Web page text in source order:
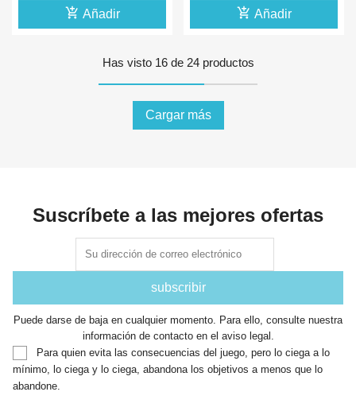
add_shopping_cart Añadir add_shopping_cart Añadir
Has visto 16 de 24 productos
Cargar más
Suscríbete a las mejores ofertas
Puede darse de baja en cualquier momento. Para ello, consulte nuestra
información de contacto en el aviso legal.
Para quien evita las consecuencias del juego, pero lo ciega a lo
mínimo, lo ciega y lo ciega, abandona los objetivos a menos que lo
abandone.